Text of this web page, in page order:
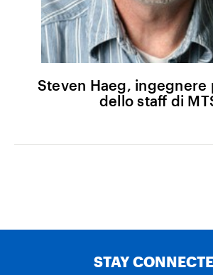
Steven Haeg, ingegnere
dello staff di
STAY